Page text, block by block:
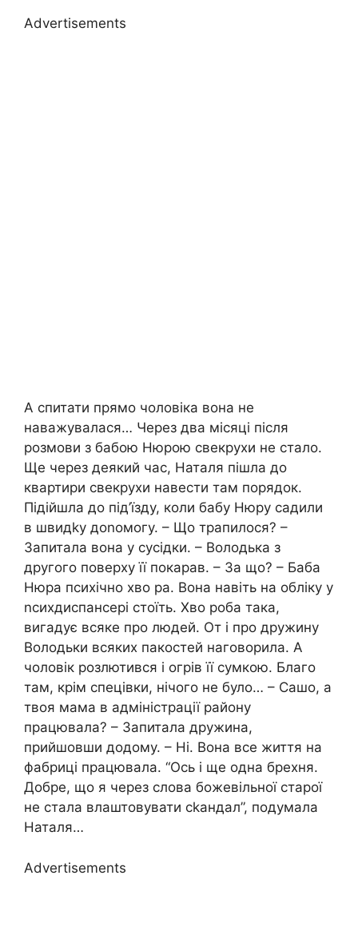
Advertisements
А спитати прямо чоловіка вона не
наважувалася… Через два місяці після
розмови з бабою Нюрою свекрухи не стало.
Ще через деякий час, Наталя пішла до
квартири свекрухи навести там порядок.
Підійшла до під’їзду, коли бабу Нюру садили
в швидkу доnомогу. – Що трапилося? –
Запитала вона у сусідки. – Володька з
другого поверху її покарав. – За що? – Баба
Нюра психічно хво ра. Вона навіть на обліку у
nсихдиспансері стоїть. Хво роба така,
вигадує всяке про людей. От і про дружину
Володьки всяких пакостей наговорила. А
чоловік розлютився і огрів її сумкою. Благо
там, крім спецівки, нічого не було… – Сашо, а
твоя мама в адміністрації району
працювала? – Запитала дружина,
прийшовши додому. – Ні. Вона все життя на
фабриці працювала. “Ось і ще одна брехня.
Добре, що я через слова божевільної старої
не стала влаштовувати сkандал”, подумала
Наталя…
Advertisements